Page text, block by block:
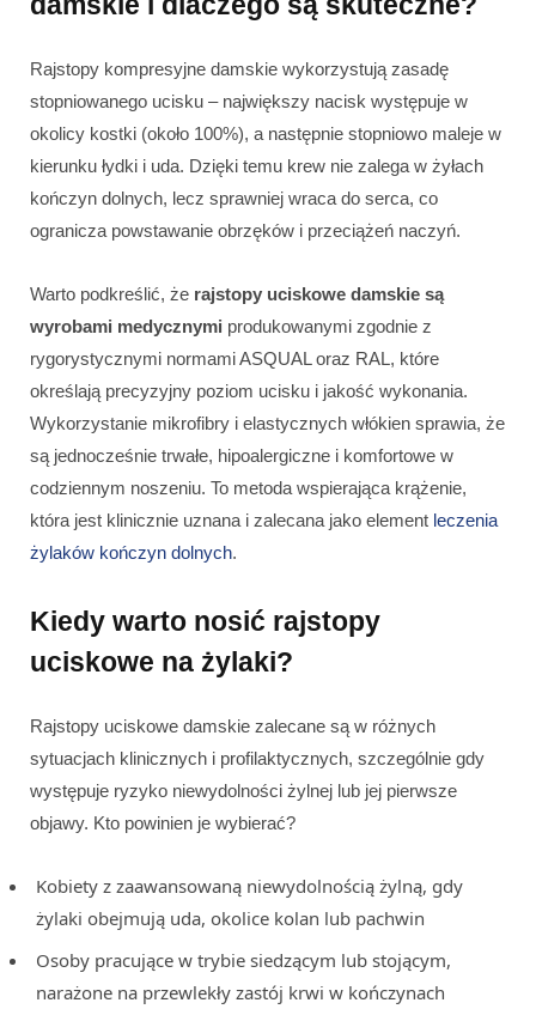
Rajstopy kompresyjne damskie wykorzystują zasadę
stopniowanego ucisku – największy nacisk występuje w
okolicy kostki (około 100%), a następnie stopniowo maleje w
kierunku łydki i uda. Dzięki temu krew nie zalega w żyłach
kończyn dolnych, lecz sprawniej wraca do serca, co
ogranicza powstawanie obrzęków i przeciążeń naczyń.
Warto podkreślić, że rajstopy uciskowe damskie są
wyrobami medycznymi produkowanymi zgodnie z
rygorystycznymi normami ASQUAL oraz RAL, które
określają precyzyjny poziom ucisku i jakość wykonania.
Wykorzystanie mikrofibry i elastycznych włókien sprawia, że
są jednocześnie trwałe, hipoalergiczne i komfortowe w
codziennym noszeniu. To metoda wspierająca krążenie,
która jest klinicznie uznana i zalecana jako element leczenia
żylaków kończyn dolnych.
Kiedy warto nosić rajstopy
uciskowe na żylaki?
Rajstopy uciskowe damskie zalecane są w różnych
sytuacjach klinicznych i profilaktycznych, szczególnie gdy
występuje ryzyko niewydolności żylnej lub jej pierwsze
objawy. Kto powinien je wybierać?
Kobiety z zaawansowaną niewydolnością żylną, gdy
żylaki obejmują uda, okolice kolan lub pachwin
Osoby pracujące w trybie siedzącym lub stojącym,
narażone na przewlekły zastój krwi w kończynach